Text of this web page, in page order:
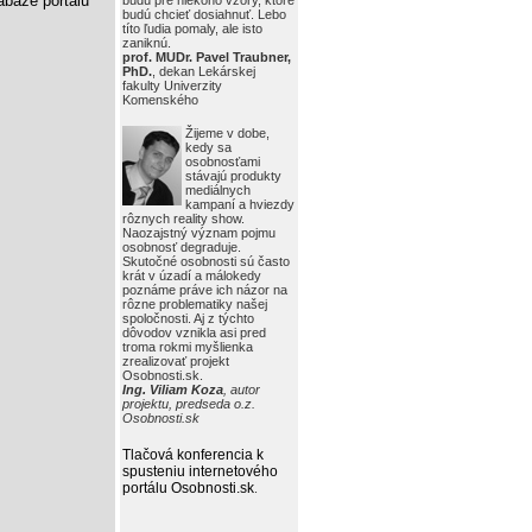
budú chcieť dosiahnuť. Lebo
títo ľudia pomaly, ale isto
zaniknú.
prof. MUDr. Pavel Traubner,
PhD. , dekan Lekárskej
fakulty Univerzity
Komenského
Žijeme v dobe,
kedy sa
osobnosťami
stávajú produkty
mediálnych
kampaní a hviezdy
rôznych reality show.
Naozajstný význam pojmu
osobnosť degraduje.
Skutočné osobnosti sú často
krát v úzadí a málokedy
poznáme práve ich názor na
rôzne problematiky našej
spoločnosti. Aj z týchto
dôvodov vznikla asi pred
troma rokmi myšlienka
zrealizovať projekt
Osobnosti.sk.
Ing. Viliam Koza , autor
projektu, predseda o.z.
Osobnosti.sk
Tlačová konferencia k
spusteniu internetového
portálu Osobnosti.sk